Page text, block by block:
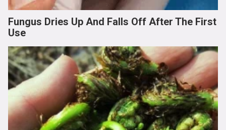
Fungus Dries Up And Falls Off After The First
Use